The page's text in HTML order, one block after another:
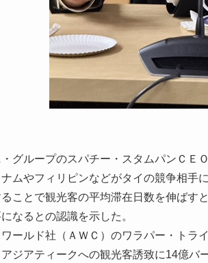
グループのスパチー・スタムパンＣＥ
ムやフィリピンなどがタイの競争相手
ことで観光客の平均滞在日数を伸ばす
なるとの認識を示した。
ールド社（ＡＷＣ）のワラパー・トラ
ジアティークへの観光客誘致に14億バ